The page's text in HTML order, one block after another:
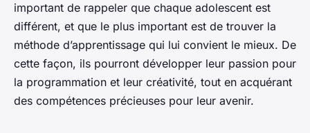
important de rappeler que chaque adolescent est
différent, et que le plus important est de trouver la
méthode d’apprentissage qui lui convient le mieux. De
cette façon, ils pourront développer leur passion pour
la programmation et leur créativité, tout en acquérant
des compétences précieuses pour leur avenir.